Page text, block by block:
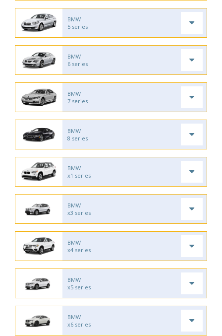
BMW
5 series
BMW
6 series
BMW
7 series
BMW
8 series
BMW
x1 series
BMW
x3 series
BMW
x4 series
BMW
x5 series
BMW
x6 series